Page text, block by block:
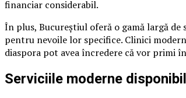
financiar considerabil.
În plus, Bucureștiul oferă o gamă largă
pentru nevoile lor specifice. Clinici
diaspora pot avea încredere că vor primi
Serviciile moderne